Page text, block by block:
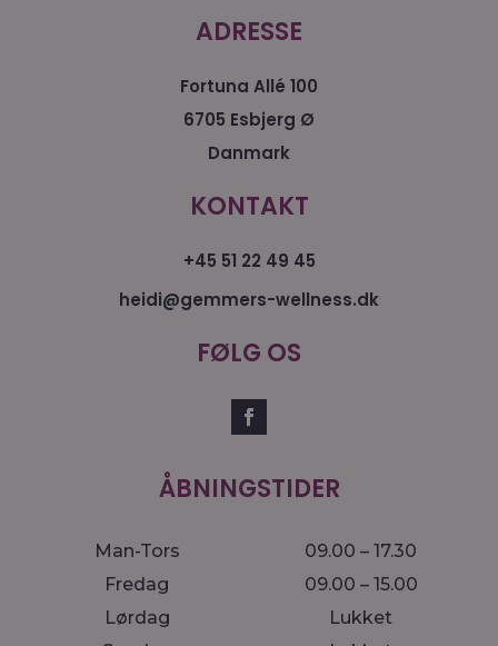
ADRESSE
Fortuna Allé 100
6705 Esbjerg Ø
Danmark
KONTAKT
+45 51 22 49 45
heidi@gemmers-wellness.dk
FØLG OS
ÅBNINGSTIDER
Man-Tors
09.00 – 17.30
Fredag
09.00 – 15.00
Lørdag
Lukket